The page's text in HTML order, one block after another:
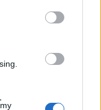
παροχολογική η